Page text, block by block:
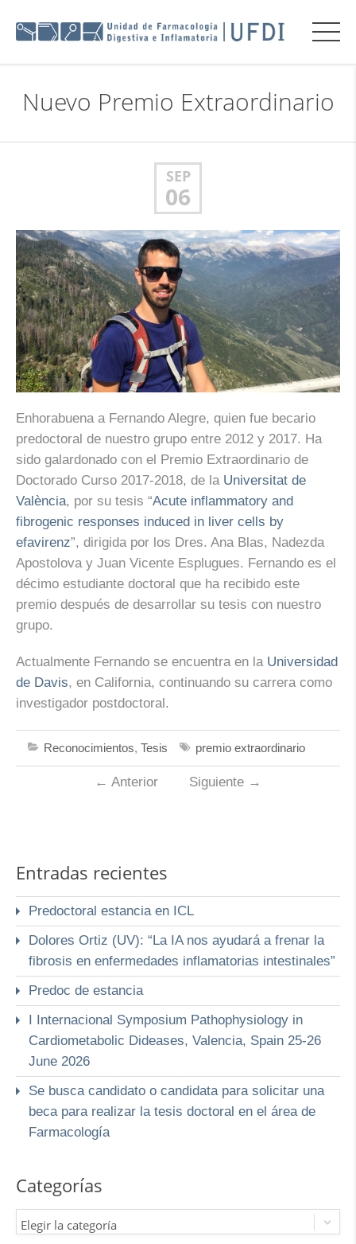
Nuevo Premio Extraordinario
SEP
06
Enhorabuena a Fernando Alegre, quien fue becario
predoctoral de nuestro grupo entre 2012 y 2017. Ha
sido galardonado con el Premio Extraordinario de
Doctorado Curso 2017-2018, de la Universitat de
València, por su tesis “Acute inflammatory and
fibrogenic responses induced in liver cells by
efavirenz”, dirigida por los Dres. Ana Blas, Nadezda
Apostolova y Juan Vicente Esplugues. Fernando es el
décimo estudiante doctoral que ha recibido este
premio después de desarrollar su tesis con nuestro
grupo.
Actualmente Fernando se encuentra en la Universidad
de Davis, en California, continuando su carrera como
investigador postdoctoral.
Reconocimientos, Tesis premio extraordinario
← Anterior Siguiente →
Entradas recientes
Predoctoral estancia en ICL
Dolores Ortiz (UV): “La IA nos ayudará a frenar la
fibrosis en enfermedades inflamatorias intestinales”
Predoc de estancia
I Internacional Symposium Pathophysiology in
Cardiometabolic Dideases, Valencia, Spain 25-26
June 2026
Se busca candidato o candidata para solicitar una
beca para realizar la tesis doctoral en el área de
Farmacología
Categorías
Elegir la categoría